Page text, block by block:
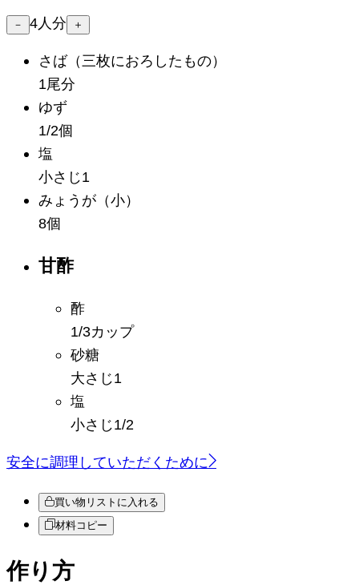
－ 4人分 ＋
さば（三枚におろしたもの）
1尾分
ゆず
1/2個
塩
小さじ1
みょうが （小）
8個
甘酢
酢
1/3カップ
砂糖
大さじ1
塩
小さじ1/2
安全に調理していただくために
買い物リストに入れる
材料コピー
作り方